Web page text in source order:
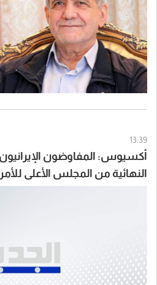
13:39
أكسيوس: المفاوضون
النهائية من المجلس الأعلى